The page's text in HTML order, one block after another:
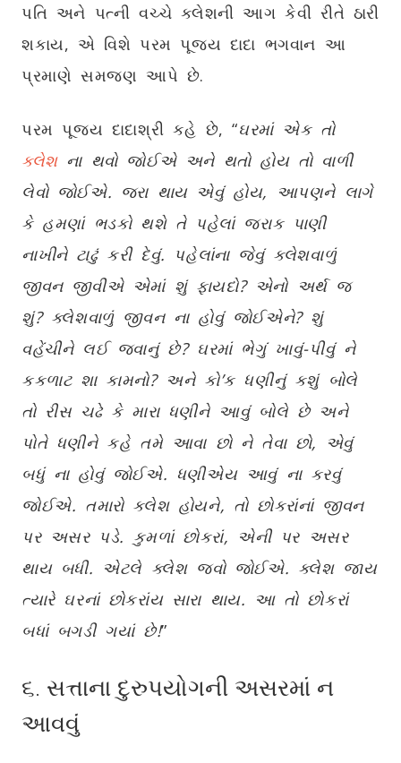
પતિ અને પત્ની વચ્ચે ક્લેશની આગ કેવી રીતે ઠારી
શકાય, એ વિશે પરમ પૂજ્ય દાદા ભગવાન આ
પ્રમાણે સમજણ આપે છે.
પરમ પૂજ્ય દાદાશ્રી કહે છે, “ઘરમાં એક તો
ક્લેશના થવો જોઈએ અને થતો હોય તો વાળી
લેવો જોઈએ. જરા થાય એવું હોય, આપણને લાગે
કે હમણાં ભડકો થશે તે પહેલાં જરાક પાણી
નાખીને ટાઢું કરી દેવું. પહેલાંના જેવું ક્લેશવાળું
જીવન જીવીએ એમાં શું ફાયદો? એનો અર્થ જ
શું? ક્લેશવાળું જીવન ના હોવું જોઈએને? શું
વહેંચીને લઈ જવાનું છે? ઘરમાં ભેગું ખાવું-પીવું ને
કકળાટ શા કામનો? અને કો’ક ધણીનું કશું બોલે
તો રીસ ચઢે કે મારા ધણીને આવું બોલે છે અને
પોતે ધણીને કહે તમે આવા છો ને તેવા છો, એવું
બધું ના હોવું જોઈએ. ધણીએય આવું ના કરવું
જોઈએ. તમારો ક્લેશ હોયને, તો છોકરાંનાં જીવન
પર અસર પડે. કુમળાં છોકરાં, એની પર અસર
થાય બધી. એટલે ક્લેશ જવો જોઈએ. ક્લેશ જાય
ત્યારે ઘરનાં છોકરાંય સારા થાય. આ તો છોકરાં
બધાં બગડી ગયાં છે!”
૬. સત્તાના દુરુપયોગની અસરમાં ન
આવવું